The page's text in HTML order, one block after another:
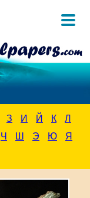
З И Й К
Л
Ч Ш Э Ю
Я